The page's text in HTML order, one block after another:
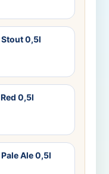
0,5l
0,5l
Ale 0,5l